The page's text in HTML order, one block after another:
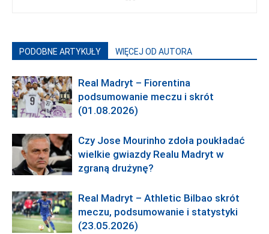
PODOBNE ARTYKUŁY WIĘCEJ OD AUTORA
Real Madryt – Fiorentina
podsumowanie meczu i skrót
(01.08.2026)
Czy Jose Mourinho zdoła poukładać
wielkie gwiazdy Realu Madryt w
zgraną drużynę?
Real Madryt – Athletic Bilbao skrót
meczu, podsumowanie i statystyki
(23.05.2026)